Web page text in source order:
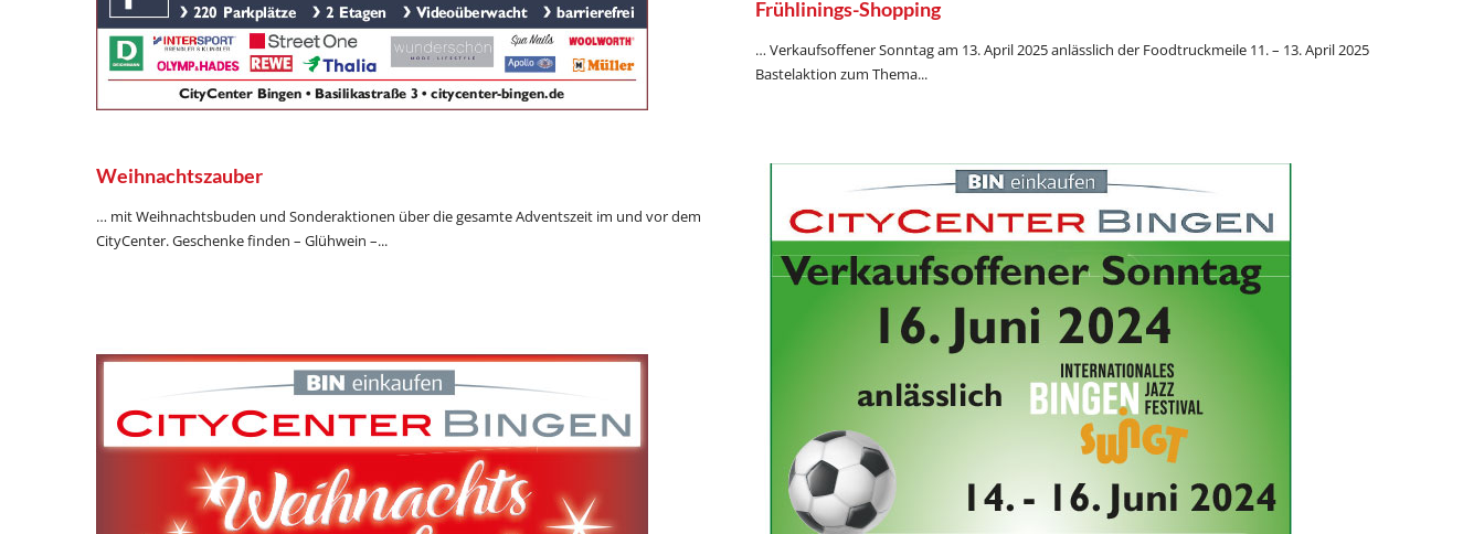
Frühlinings-Shopping
… Verkaufsoffener Sonntag am 13. April 2025 anlässlich der Foodtruckmeile 11. – 13. April 2025
Bastelaktion zum Thema...
Weihnachtszauber
… mit Weihnachtsbuden und Sonderaktionen über die gesamte Adventszeit im und vor dem
CityCenter. Geschenke finden – Glühwein –...